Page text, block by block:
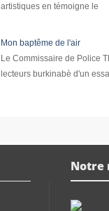
artistiques en témoigne le
Mon baptême de l'air
Le Commissaire de Police
lecteurs burkinabè d'un
Notre